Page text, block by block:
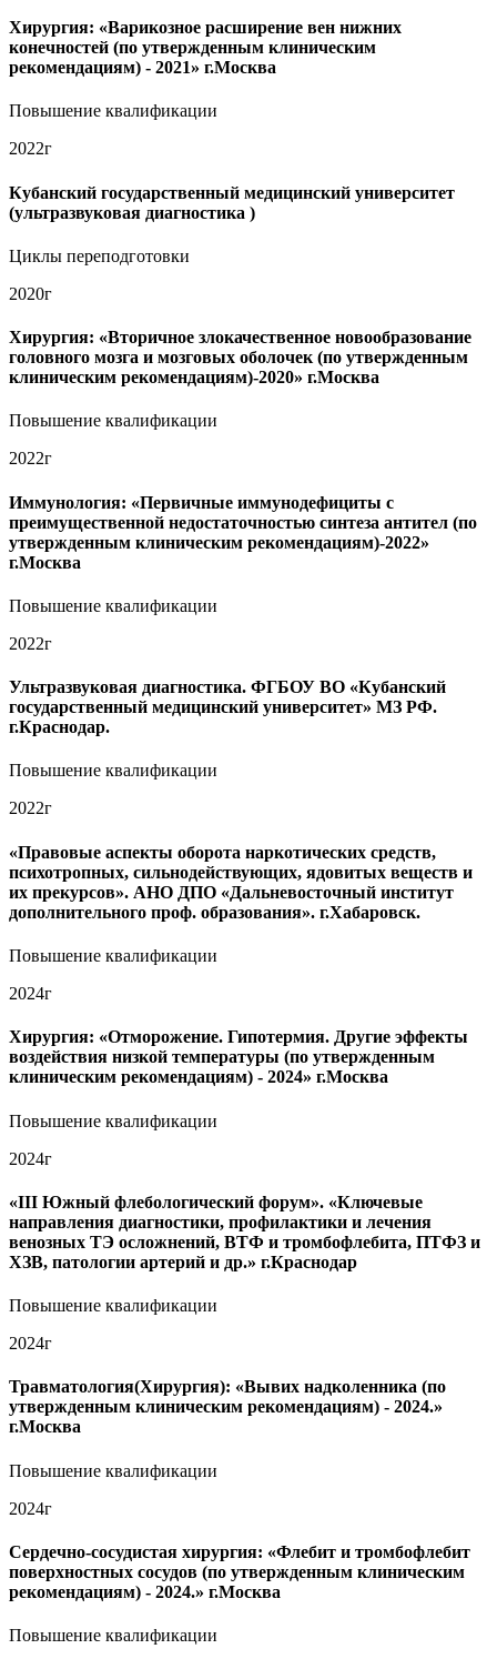
Хирургия: «Варикозное расширение вен нижних
конечностей (по утвержденным клиническим
рекомендациям) - 2021» г.Москва
Повышение квалификации
2022г
Кубанский государственный медицинский университет
(ультразвуковая диагностика )
Циклы переподготовки
2020г
Хирургия: «Вторичное злокачественное новообразование
головного мозга и мозговых оболочек (по утвержденным
клиническим рекомендациям)-2020» г.Москва
Повышение квалификации
2022г
Иммунология: «Первичные иммунодефициты с
преимущественной недостаточностью синтеза антител (по
утвержденным клиническим рекомендациям)-2022»
г.Москва
Повышение квалификации
2022г
Ультразвуковая диагностика. ФГБОУ ВО «Кубанский
государственный медицинский университет» МЗ РФ.
г.Краснодар.
Повышение квалификации
2022г
«Правовые аспекты оборота наркотических средств,
психотропных, сильнодействующих, ядовитых веществ и
их прекурсов». АНО ДПО «Дальневосточный институт
дополнительного проф. образования». г.Хабаровск.
Повышение квалификации
2024г
Хирургия: «Отморожение. Гипотермия. Другие эффекты
воздействия низкой температуры (по утвержденным
клиническим рекомендациям) - 2024» г.Москва
Повышение квалификации
2024г
«III Южный флебологический форум». «Ключевые
направления диагностики, профилактики и лечения
венозных ТЭ осложнений, ВТФ и тромбофлебита, ПТФЗ и
ХЗВ, патологии артерий и др.» г.Краснодар
Повышение квалификации
2024г
Травматология(Хирургия): «Вывих надколенника (по
утвержденным клиническим рекомендациям) - 2024.»
г.Москва
Повышение квалификации
2024г
Сердечно-сосудистая хирургия: «Флебит и тромбофлебит
поверхностных сосудов (по утвержденным клиническим
рекомендациям) - 2024.» г.Москва
Повышение квалификации